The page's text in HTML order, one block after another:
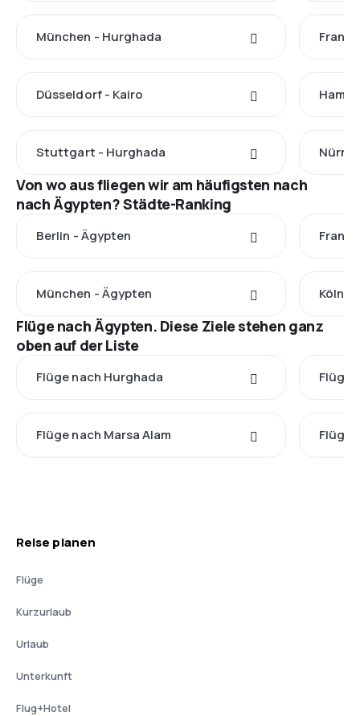
München - Hurghada
Düsseldorf - Kairo
Stuttgart - Hurghada
Von wo aus fliegen wir am häufigsten nach
nach Ägypten? Städte-Ranking
Berlin - Ägypten
München - Ägypten Köln -
Flüge nach Ägypten. Diese Ziele stehen ganz
oben auf der Liste
Flüge nach Hurghada Flüge
Flüge nach Marsa Alam Flüge
Reise planen
Flüge
Kurzurlaub
Urlaub
Unterkunft
Flug+Hotel